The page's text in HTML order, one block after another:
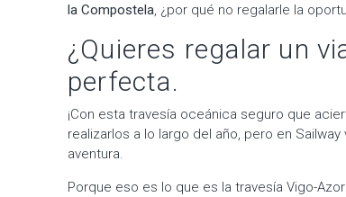
la Compostela, ¿por qué no regalarle la
¿Quieres regalar un
perfecta.
¡Con esta travesía oceánica seguro que
realizarlos a lo largo del año, pero en
aventura.
Porque eso es lo que es la travesía Vigo-